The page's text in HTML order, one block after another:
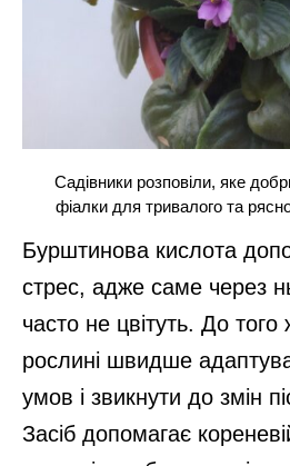
Садівники розповіли, яке
фіалки для тривалого та
Бурштинова кислота
стрес, адже саме через
часто не цвітуть. До
рослині швидше
умов і звикнути до змін
Засіб допомагає